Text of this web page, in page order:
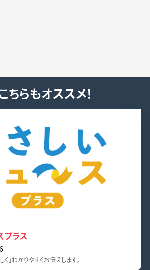
ちらもオススメ！
プラス
」わかりやすくお伝えします。